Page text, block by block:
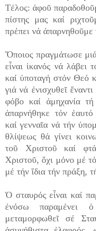
Τέλος: ἀφοῦ
πίστης μας καί
πρέπει νά
Ὅποιος πραγμάτωσε
εἶναι ἱκανός νά
καί ὑποταγή στόν Θεό
γιά νά ἐνισχυθεῖ
φόβο καί ἀμηχανία
ἀπαρνήθηκε τόν ἑαυτό
καί γενναῖα νά τήν
θλίψεως θά γίνει
τοῦ Χριστοῦ καί
Χριστοῦ, ὄχι μόνο μέ
μέ τήν ἴδια τήν πράξη,
Ὁ σταυρός εἶναι καί
ἐνόσω παραμένει
μεταμορφωθεῖ σέ